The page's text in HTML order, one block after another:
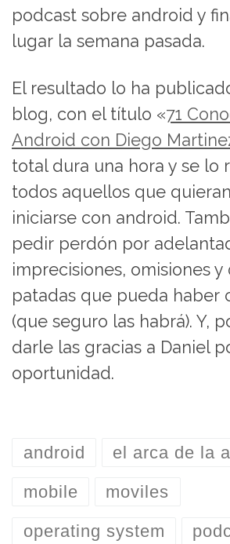
podcast sobre android y
lugar la semana pasada.
El resultado lo ha
blog, con el título «71
Android con Diego
total dura una hora y se lo
todos aquellos que
iniciarse con android.
pedir perdón por
imprecisiones, omisiones y
patadas que pueda haber
(que seguro las habrá). Y,
darle las gracias a Daniel
oportunidad.
android el arca de la
mobile moviles
operating system